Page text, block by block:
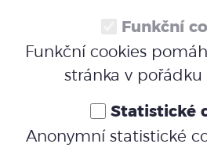
Funkční
Funkční cookies
stránka v pořádku
Statistické
Anonymní statistické